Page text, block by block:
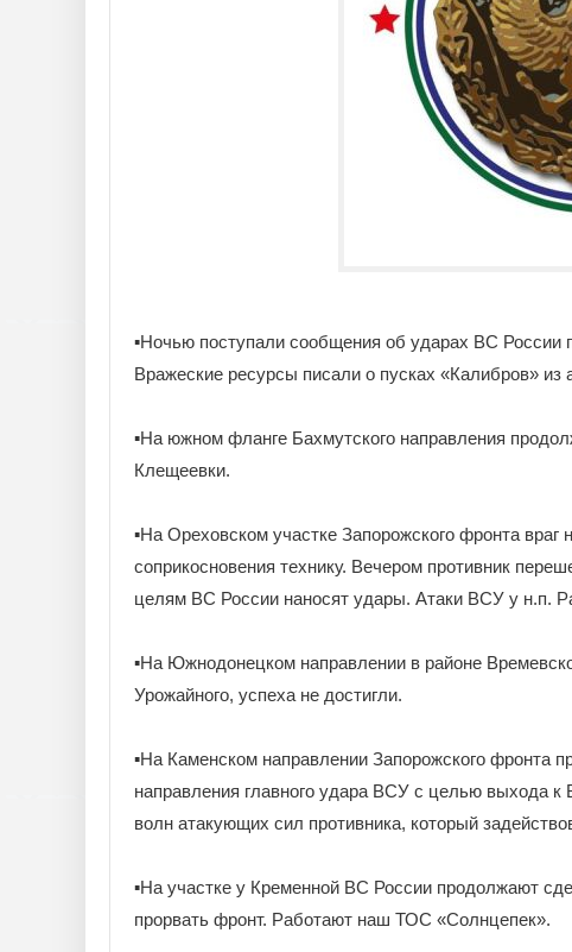
▪️Ночью поступали сообщения об ударах ВС России
Вражеские ресурсы писали о пусках «Калибров» из
▪️На южном фланге Бахмутского направления
Клещеевки.
▪️На Ореховском участке Запорожского фронта
соприкосновения технику. Вечером противник
целям ВС России наносят удары. Атаки ВСУ у н.п.
▪️На Южнодонецком направлении в районе
Урожайного, успеха не достигли.
▪️На Каменском направлении Запорожского фронта
направления главного удара ВСУ с целью выхода к
волн атакующих сил противника, который
▪️На участке у Кременной ВС России продолжают
прорвать фронт. Работают наш ТОС «Солнцепек».